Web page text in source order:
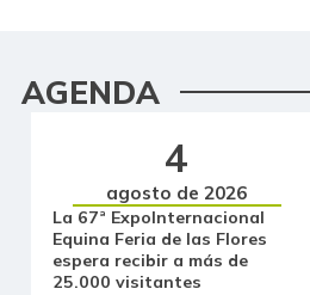
AGENDA
4
agosto de 2026
La 67ª ExpoInternacional
Equina Feria de las Flores
espera recibir a más de
25.000 visitantes